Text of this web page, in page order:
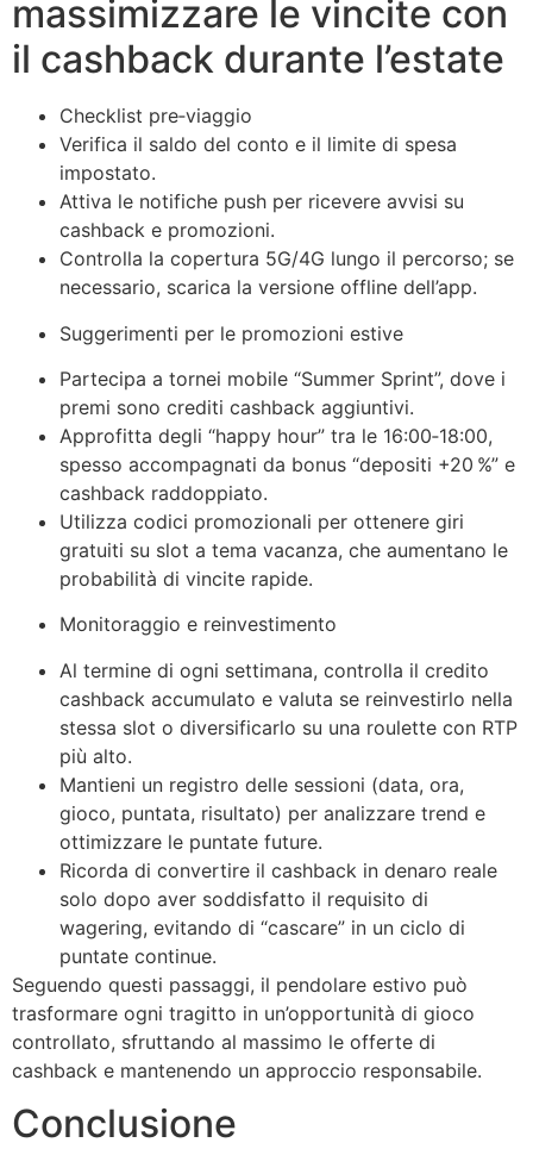
massimizzare le vincite con
il cashback durante l’estate
Checklist pre‑viaggio
Verifica il saldo del conto e il limite di spesa
impostato.
Attiva le notifiche push per ricevere avvisi su
cashback e promozioni.
Controlla la copertura 5G/4G lungo il percorso; se
necessario, scarica la versione offline dell’app.
Suggerimenti per le promozioni estive
Partecipa a tornei mobile “Summer Sprint”, dove i
premi sono crediti cashback aggiuntivi.
Approfitta degli “happy hour” tra le 16:00‑18:00,
spesso accompagnati da bonus “depositi +20 %” e
cashback raddoppiato.
Utilizza codici promozionali per ottenere giri
gratuiti su slot a tema vacanza, che aumentano le
probabilità di vincite rapide.
Monitoraggio e reinvestimento
Al termine di ogni settimana, controlla il credito
cashback accumulato e valuta se reinvestirlo nella
stessa slot o diversificarlo su una roulette con RTP
più alto.
Mantieni un registro delle sessioni (data, ora,
gioco, puntata, risultato) per analizzare trend e
ottimizzare le puntate future.
Ricorda di convertire il cashback in denaro reale
solo dopo aver soddisfatto il requisito di
wagering, evitando di “cascare” in un ciclo di
puntate continue.
Seguendo questi passaggi, il pendolare estivo può
trasformare ogni tragitto in un’opportunità di gioco
controllato, sfruttando al massimo le offerte di
cashback e mantenendo un approccio responsabile.
Conclusione